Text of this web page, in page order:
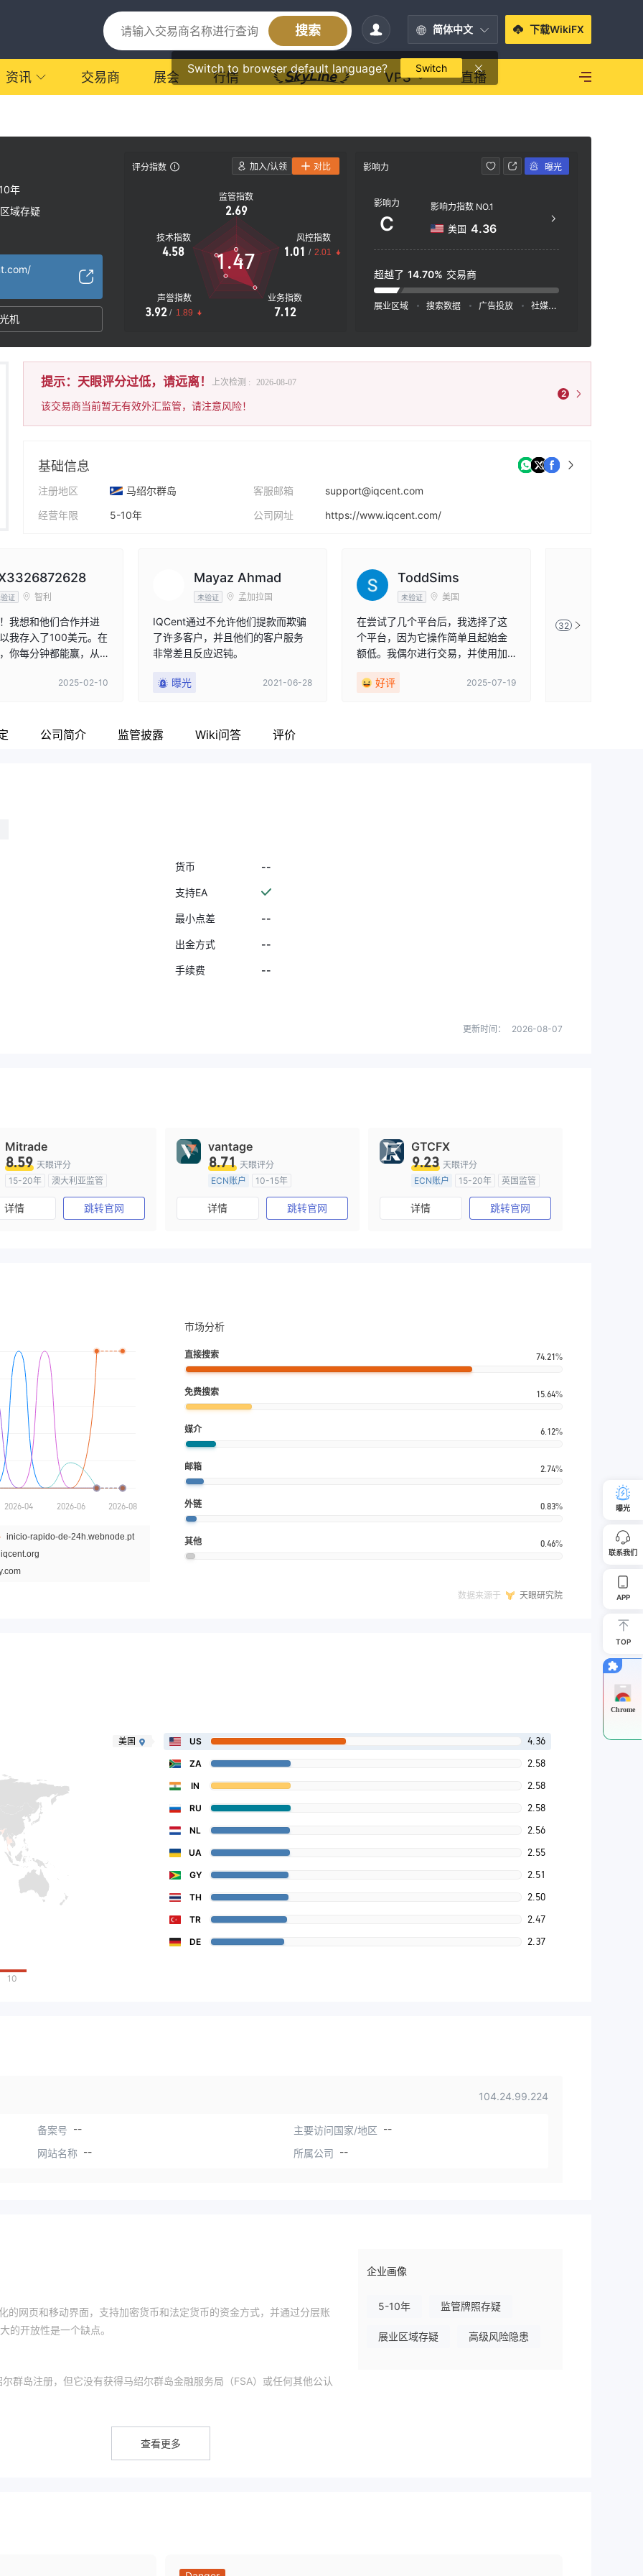
搜索 简体中文
Switch to browser default language? Switch
下载WikiFX
资讯 交易商 展会 行情 VPS 直播
年
域存疑
机
评分指数
监管指数
2.69
技术指数
4.58
声誉指数
3.92 / 1.89
业务指数
7.12
风控指数
1.01 / 2.01
1.47
影响力
影响力
C
影响力指数 NO.1
美国 4.36
超越了 14.70% 交易商
展业区域 搜索数据 广告投放 社媒指数
加入/认领 对比 曝光
提示：天眼评分过低，请远离！ 上次检测 : 2026-08-07
该交易商当前暂无有效外汇监管，请注意风险！
2
基础信息
注册地区
马绍尔群岛
经营年限
5-10年
客服邮箱
support@iqcent.com
公司网址
https://www.iqcent.com/
证 智利
我想和他们合作并进
我存入了100美元。在
你每分钟都能赢，从1
，但当你切换到真实
。难道他们在演示模
2025-02-10
Mayaz Ahmad
未验证 孟加拉国
IQCent通过不允许他们提款而欺骗
了许多客户，并且他们的客户服务
非常差且反应迟钝。
曝光 2021-06-28
ToddSims
未验证 美国
在尝试了几个平台后，我选择了这
个平台，因为它操作简单且起始金
额低。我偶尔进行交易，并使用加
操作都能在几小时内完成，而且我
好评 2025-07-19
作为一个兼职交
32
公司简介 监管披露 Wiki问答 评价
货币 --
支持EA
最小点差 --
出金方式 --
手续费 --
更新时间： 2026-08-07
Mitrade
8.59 天眼评分
15-20年
澳大利亚监管
全牌照 (MM)
自研
详情 跳转官网
vantage
8.71 天眼评分
ECN账户
10-15年
澳大利亚监管
全牌照 (MM)
主标MT4
详情 跳转官网
GTCFX
9.23 天眼评分
ECN账户
15-20年
英国监管
全牌照 (MM)
主标MT4
详情 跳转官网
市场分析
直接搜索 74.21%
免费搜索 15.64%
媒介 6.12%
邮箱 2.74%
外链 0.83%
其他 0.46%
数据来源于 天眼研究院
10
美国 US 4.36
ZA 2.58
IN 2.58
RU 2.58
NL 2.56
UA 2.55
GY 2.51
TH 2.50
TR 2.47
DE 2.37
104.24.99.224
备案号 -- 主要访问国家/地区 --
网站名称 -- 所属公司 --
网页和移动界面，支持加密货币和法定货币的资金方式，并通过分层账
的开放性是一个缺点。
群岛注册，但它没有获得马绍尔群岛金融服务局（FSA）或任何其他公认
企业画像
5-10年 监管牌照存疑
展业区域存疑 高级风险隐患
查看更多
曝光
联系我们
APP
TOP
Chrome